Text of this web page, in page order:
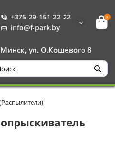
+375-29-151-22-22
info@f-park.by
0
ул. О.Кошевого 8